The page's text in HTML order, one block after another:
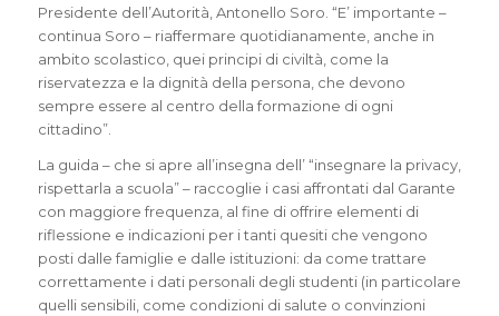
Presidente dell’Autorità, Antonello Soro. “E’ importante –
continua Soro – riaffermare quotidianamente, anche in
ambito scolastico, quei principi di civiltà, come la
riservatezza e la dignità della persona, che devono
sempre essere al centro della formazione di ogni
cittadino”.
La guida – che si apre all’insegna dell’ “insegnare la privacy,
rispettarla a scuola” – raccoglie i casi affrontati dal Garante
con maggiore frequenza, al fine di offrire elementi di
riflessione e indicazioni per i tanti quesiti che vengono
posti dalle famiglie e dalle istituzioni: da come trattare
correttamente i dati personali degli studenti (in particolare
quelli sensibili, come condizioni di salute o convinzioni